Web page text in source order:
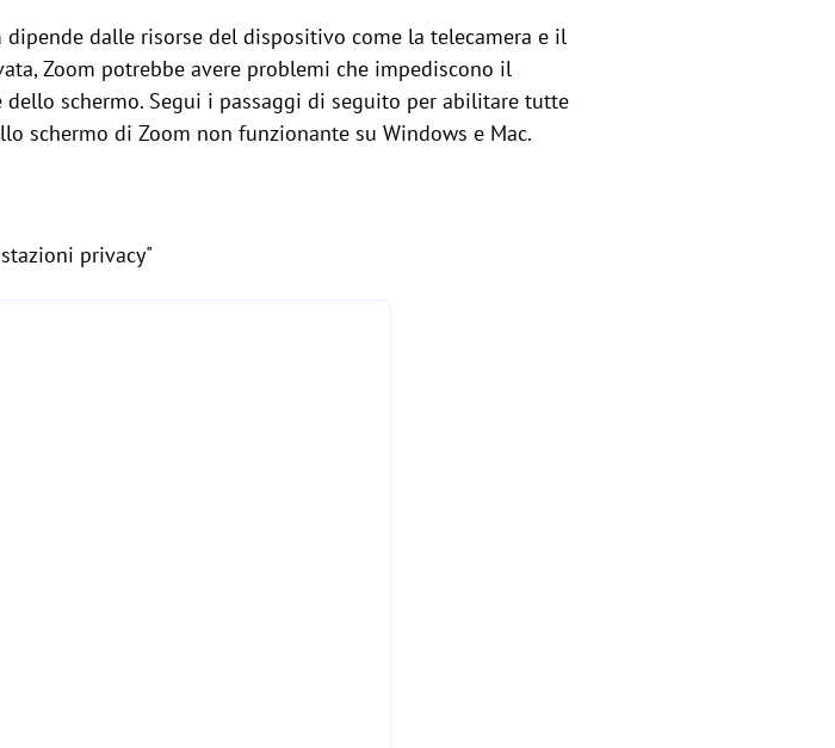
dalle risorse del dispositivo come la telecamera e il
Zoom potrebbe avere problemi che impediscono il
schermo. Segui i passaggi di seguito per abilitare tutte
schermo di Zoom non funzionante su Windows e Mac.
privacy"